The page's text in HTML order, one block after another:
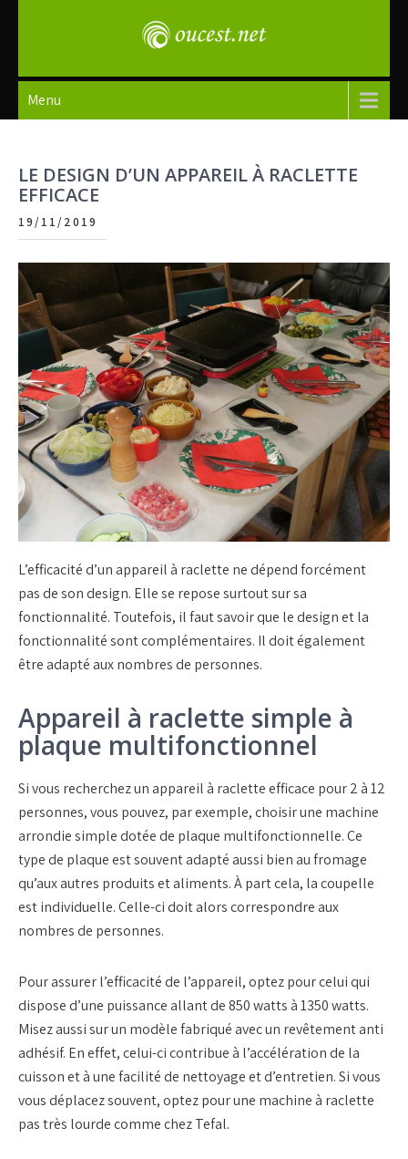
oucest
Menu
LE DESIGN D’UN APPAREIL À RACLETTE
EFFICACE
19/11/2019
L’efficacité d’un appareil à raclette ne dépend forcément
pas de son design. Elle se repose surtout sur sa
fonctionnalité. Toutefois, il faut savoir que le design et la
fonctionnalité sont complémentaires. Il doit également
être adapté aux nombres de personnes.
Appareil à raclette simple à
plaque multifonctionnel
Si vous recherchez un appareil à raclette efficace pour 2 à 12
personnes, vous pouvez, par exemple, choisir une machine
arrondie simple dotée de plaque multifonctionnelle. Ce
type de plaque est souvent adapté aussi bien au fromage
qu’aux autres produits et aliments. À part cela, la coupelle
est individuelle. Celle-ci doit alors correspondre aux
nombres de personnes.
Pour assurer l’efficacité de l’appareil, optez pour celui qui
dispose d’une puissance allant de 850 watts à 1350 watts.
Misez aussi sur un modèle fabriqué avec un revêtement anti
adhésif. En effet, celui-ci contribue à l’accélération de la
cuisson et à une facilité de nettoyage et d’entretien. Si vous
vous déplacez souvent, optez pour une machine à raclette
pas très lourde comme chez Tefal.